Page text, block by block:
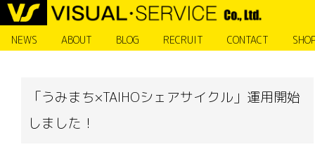
NEWS ABOUT BLOG RECRUIT CONTACT
「うみまち×TAIHOシェアサイクル」運用開始
しました！